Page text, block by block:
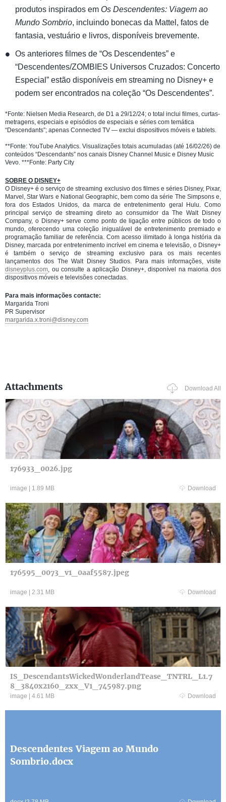
produtos inspirados em Os Descendentes: Viagem ao
Mundo Sombrio, incluindo bonecas da Mattel, fatos de
fantasia, vestuário e livros, disponíveis brevemente.
Os anteriores filmes de “Os Descendentes” e
“Descendentes/ZOMBIES Universos Cruzados: Concerto
Especial” estão disponíveis em streaming no Disney+ e
podem ser encontrados na coleção “Os Descendentes”.
*Fonte: Nielsen Media Research, de D1 a 29/12/24; o total inclui filmes, curtas-
metragens, especiais e episódios de especiais e séries com temática
“Descendants”; apenas Connected TV — exclui dispositivos móveis e tablets.
**Fonte: YouTube Analytics. Visualizações totais acumuladas (até 16/02/26) de
conteúdos “Descendants” nos canais Disney Channel Music e Disney Music
Vevo. ***Fonte: Party City
SOBRE O DISNEY+
O Disney+ é o serviço de streaming exclusivo dos filmes e séries Disney, Pixar,
Marvel, Star Wars e National Geographic, bem como da série The Simpsons e,
fora dos Estados Unidos, da marca de entretenimento geral Hulu. Como
principal serviço de streaming direto ao consumidor da The Walt Disney
Company, o Disney+ serve como ponto de ligação entre públicos de todo o
mundo, oferecendo uma coleção inigualável de entretenimento premiado e
programação familiar de referência. Com acesso ilimitado à longa história da
Disney, marcada por entretenimento incrível em cinema e televisão, o Disney+
é também o serviço de streaming exclusivo para os mais recentes
lançamentos dos The Walt Disney Studios. Para mais informações, visite
disneyplus.com , ou consulte a aplicação Disney+, disponível na maioria dos
dispositivos móveis e televisões conectadas.
Para mais informações contacte:
Margarida Troni
PR Supervisor
margarida.x.troni@disney.com
Attachments Download All
176933_0026.jpg
image | 1.89 MB Download
176595_0073_v1_0aaf5587.jpeg
image | 2.31 MB Download
IS_DescendantsWickedWonderlandTease_TNTRL_L1.7
8_3840x2160_zxx_V1_745987.png
image | 4.61 MB Download
Descendentes Viagem ao Mundo
Sombrio.docx